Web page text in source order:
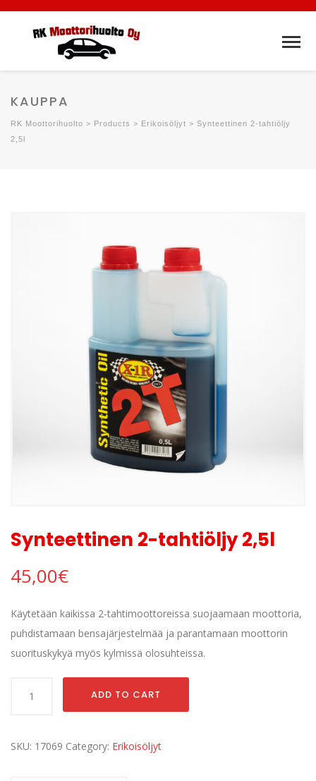
KAUPPA
RK Moottorihuolto > Products > Erikoisöljyt > Synteettinen 2-tahtiöljy
2,5l
Synteettinen 2-tahtiöljy 2,5l
45,00€
Käytetään kaikissa 2-tahtimoottoreissa suojaamaan moottoria,
puhdistamaan bensajärjestelmää ja parantamaan moottorin
suorituskykyä myös kylmissä olosuhteissa.
2,5l
ADD TO CART
SKU: 17069 Category: Erikoisöljyt